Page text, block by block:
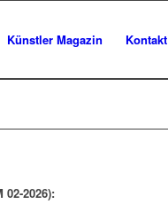
Künstler Magazin Kontakt
02-2026):